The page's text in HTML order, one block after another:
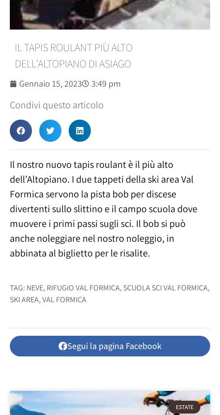
IL TAPIS ROULANT PIÙ ALTO
DELL’ALTOPIANO DI ASIAGO
Gennaio 15, 2023 3:49 pm
Condivi questo articolo
Il nostro nuovo tapis roulant è il più alto
dell’Altopiano. I due tappeti della ski area Val
Formica servono la pista bob per discese
divertenti sullo slittino e il campo scuola dove
muovere i primi passi sugli sci. Il bob si può
anche noleggiare nel nostro noleggio, in
abbinata al biglietto per le risalite.
TAG: NEVE, RIFUGIO VAL FORMICA, SCUOLA SCI VAL FORMICA,
SKI AREA,VAL FORMICA
Segui la pagina Facebook
ESTATE